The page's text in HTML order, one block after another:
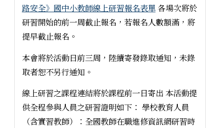
路安全》國中小教師線上研習報名表單各場次將於
研習開始的前一周截止報名，若報名人數額滿，將
提早截止報名。
本會將於活動日前三周，陸續寄發錄取通知，未錄
取者恕不另行通知。
線上研習之課程連結將於課程前一日寄出 本活動提
供全程參與人員之研習證明如下： 學校教育人員
（含實習教師）：全國教師在職進修資訊網研習時